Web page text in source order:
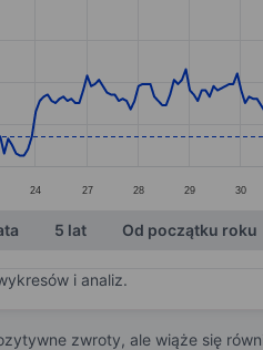
24 27 28 29 30
5 lat Od początku roku
i analiz.
zwroty, ale wiąże się